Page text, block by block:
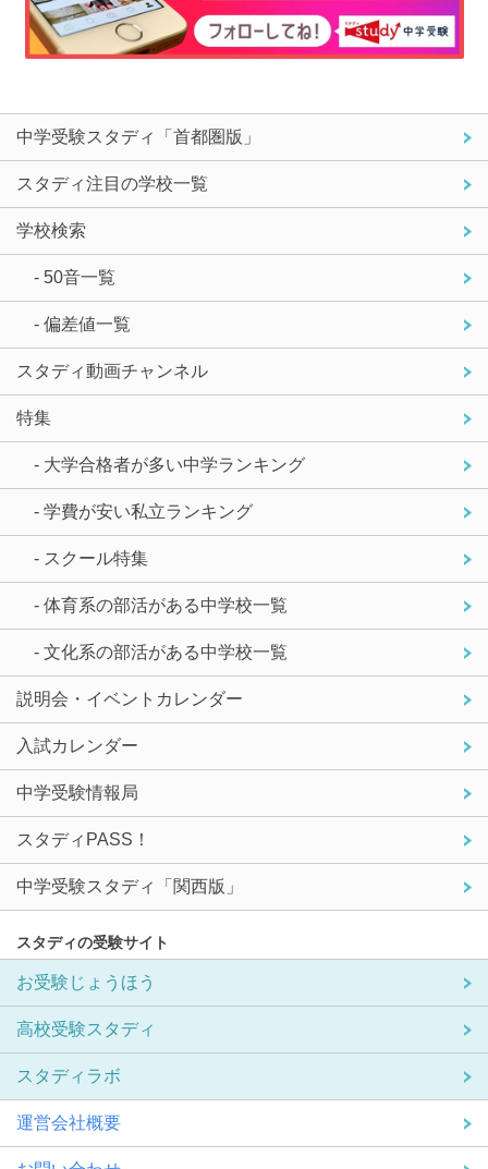
中学受験スタディ「首都圏版」
スタディ注目の学校一覧
学校検索
- 50音一覧
- 偏差値一覧
スタディ動画チャンネル
特集
- 大学合格者が多い中学ランキング
- 学費が安い私立ランキング
- スクール特集
- 体育系の部活がある中学校一覧
- 文化系の部活がある中学校一覧
説明会・イベントカレンダー
入試カレンダー
中学受験情報局
スタディPASS！
中学受験スタディ「関西版」
スタディの受験サイト
お受験じょうほう
高校受験スタディ
スタディラボ
運営会社概要